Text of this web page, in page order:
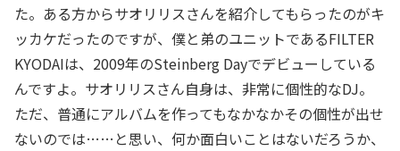
た。ある方からサオリリスさんを紹介してもらったのがキ
ッカケだったのですが、僕と弟のユニットであるFILTER
KYODAIは、2009年のSteinberg Dayでデビューしている
んですよ。サオリリスさん自身は、非常に個性的なDJ。
ただ、普通にアルバムを作ってもなかなかその個性が出せ
ないのでは……と思い、何か面白いことはないだろうか、